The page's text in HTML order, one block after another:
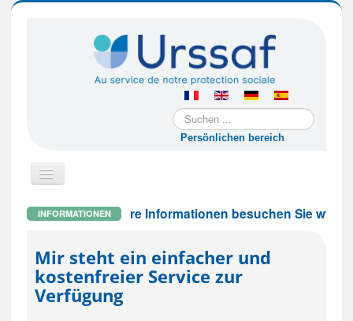
Suchen
...
Persönlichen bereich
Navigation
Sie sind ein ausländisches
Ich beschäftige Personal am Wohnsitz
INFORMATIONEN
Für weitere Informationen besuchen Sie
Mir steht ein einfacher und
kostenfreier Service zur
Verfügung